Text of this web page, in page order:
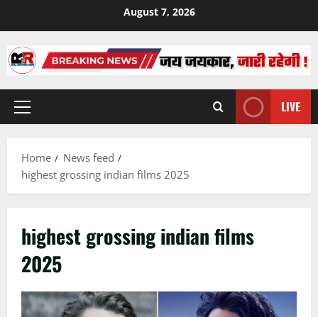
content
August 7, 2026
Primary
LIVE
Home
News feed
highest grossing indian films 2025
highest grossing indian films
2025